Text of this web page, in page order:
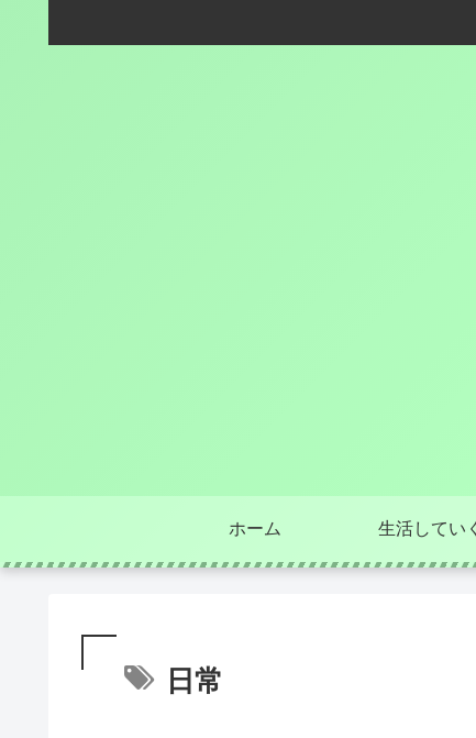
ホーム 生活してい
日常